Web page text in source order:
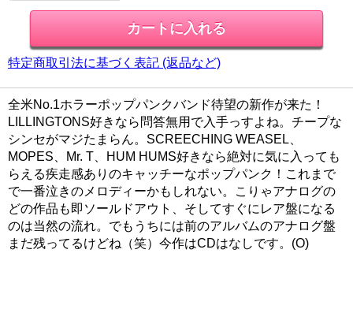
特定商取引法に基づく表記 (返品など)
全米No.1ホラーポップパンクバンド待望の新作が来た！
LILLINGTONS好きなら問答無用で入手っすよね。チープな
シンセがマジたまらん。SCREECHING WEASEL、
MOPES、Mr. T、HUM HUMS好きなら絶対に気に入っても
らえる疾走感ありのキャッチーなポップパンク！これまで
で一番泣きのメロディーかもしれない。こりゃアナログの
どの作品も即ソールドアウト、そしてすぐにレア盤になる
のは当然の流れ。でもうちには前のアルバムのアナログ盤
まだ残ってるけどね（笑）今作はCDはなしです。(O)